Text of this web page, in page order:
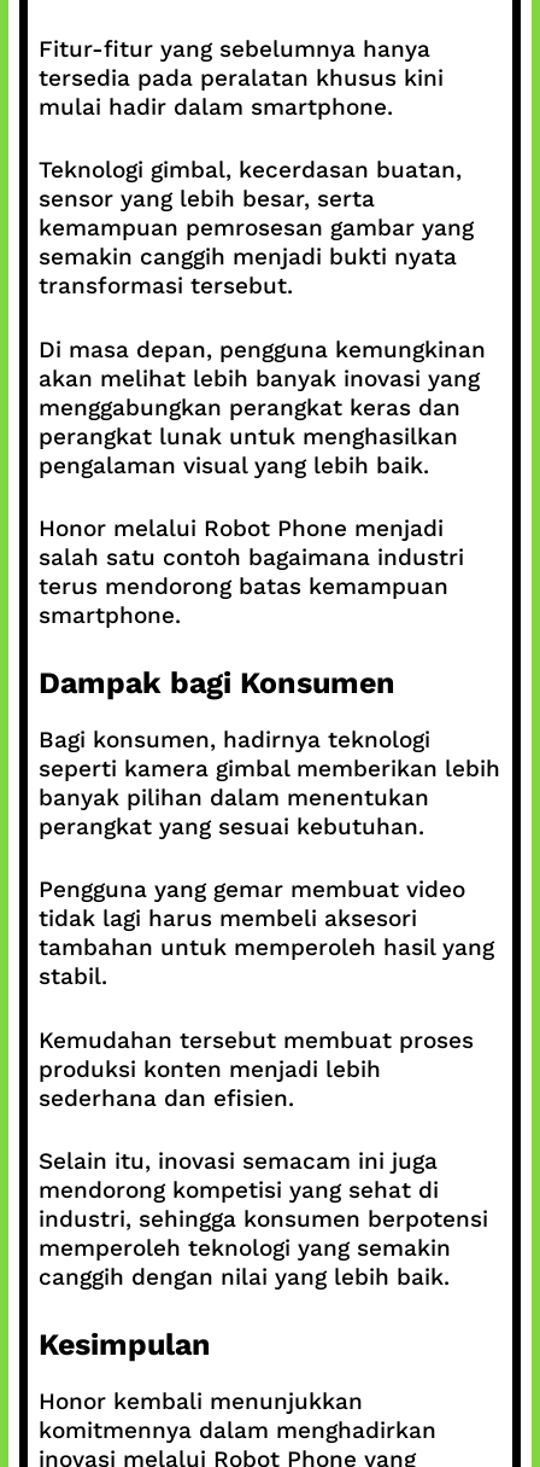
Fitur-fitur yang sebelumnya hanya
tersedia pada peralatan khusus kini
mulai hadir dalam smartphone.
Teknologi gimbal, kecerdasan buatan,
sensor yang lebih besar, serta
kemampuan pemrosesan gambar yang
semakin canggih menjadi bukti nyata
transformasi tersebut.
Di masa depan, pengguna kemungkinan
akan melihat lebih banyak inovasi yang
menggabungkan perangkat keras dan
perangkat lunak untuk menghasilkan
pengalaman visual yang lebih baik.
Honor melalui Robot Phone menjadi
salah satu contoh bagaimana industri
terus mendorong batas kemampuan
smartphone.
Dampak bagi Konsumen
Bagi konsumen, hadirnya teknologi
seperti kamera gimbal memberikan lebih
banyak pilihan dalam menentukan
perangkat yang sesuai kebutuhan.
Pengguna yang gemar membuat video
tidak lagi harus membeli aksesori
tambahan untuk memperoleh hasil yang
stabil.
Kemudahan tersebut membuat proses
produksi konten menjadi lebih
sederhana dan efisien.
Selain itu, inovasi semacam ini juga
mendorong kompetisi yang sehat di
industri, sehingga konsumen berpotensi
memperoleh teknologi yang semakin
canggih dengan nilai yang lebih baik.
Kesimpulan
Honor kembali menunjukkan
komitmennya dalam menghadirkan
inovasi melalui Robot Phone yang